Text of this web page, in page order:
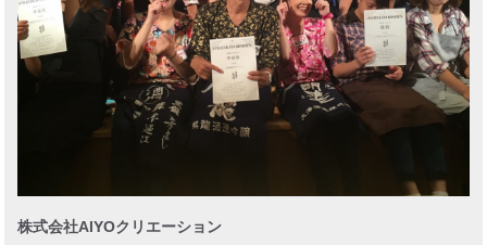
株式会社AIYOクリエーション